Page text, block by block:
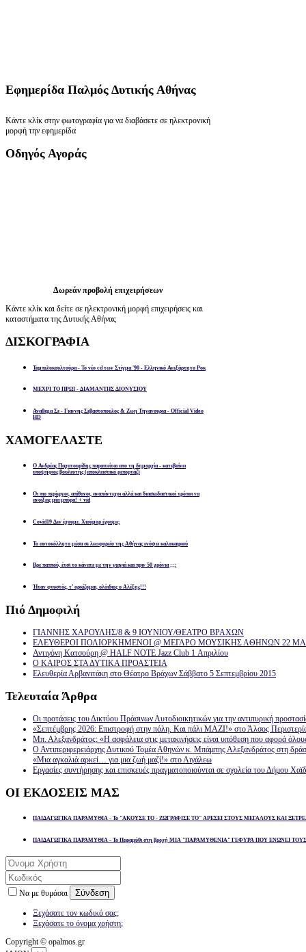
Εφημερίδα Παλμός Δυτικής Αθήνας
Κάντε κλίκ στην φωτογραφία για να διαβάσετε σε ηλεκτρονική
μορφή την εφημερίδα
Οδηγός Αγοράς
Δωρεάν προβολή επιχειρήσεων
Κάντε κλίκ και δείτε σε ηλεκτρονική μορφή επιχειρήσεις και
καταστήματα της Δυτικής Αθήνας
ΔΙΣΚΟΓΡΑΦΙΑ
Ταμπελοκουλτούρα - Το νέο cd των Στίγμα '90 - Ελληνικό Ανεξάρτητο Ροκ
ΜΕΧΡΙ ΤΟ ΠΡΩΙ - ΔΙΑΜΑΝΤΗΣ ΔΙΟΝΥΣΙΟΥ
Αναθεμα Σε - Γιαννης Σεβαστοπουλος & Ζωη Τηγανουρια - Official Video
HD
ΧΑΜΟΓΕΛΑΣΤΕ
Ο Ανδρέας Παχατουρίδης παραιτείται απο τη δημαρχία - κατεβαίνει
υποψήφιος βουλευτής (αποκλειστικό ρεπορτάζ)
Οι πιο περίεργοι, απίθανοι, αναπάντεχοι αλλά και διασκεδαστικοί τρόποι να
ανοίξεις μία μπύρα! + vid
Covid19 Δεν έχουμε. Χιούμορ έχουμε;
Το αυτοκόλλητο μέσα σε λεωφορείο της Αθήνας ενόψει καλοκαιριού
Βρε παππού, έτσι το κάνατε με την γιαγιά και πριν 50 χρόνια ;;;
Ήταν φτυστός, τ’ ορκίζομαι, ολόιδιος ο Αλέξης!!!
Πιό Δημοφιλή
ΓΙΑΝΝΗΣ ΧΑΡΟΥΛΗΣ/8 & 9 ΙΟΥΝΙΟΥ/ΘΕΑΤΡΟ ΒΡΑΧΩΝ
ΕΛΕΥΘΕΡΟΙ ΠΟΛΙΟΡΚΗΜΕΝΟΙ @ ΜΕΓΑΡΟ ΜΟΥΣΙΚΗΣ ΑΘΗΝΩΝ 22
Αντιγόνη Κατσούρη @ HALF NOTE Jazz Club 1 Απριλίου
Ο ΚΑΙΡΟΣ ΣΤΑ ΔΥΤΙΚΑ ΠΡΟΑΣΤΕΙΑ
Ελευθερία Αρβανιτάκη στο Θέατρο Βράχων Σάββατο 5 Σεπτεμβρίου 2015
Τελευταία Άρθρα
Οι προτάσεις του Δικτύου Πράσινων Αυτοδιοικητικών για την αντιπυρική
«Σεπτέμβρης 2026: Επιστροφή στην πόλη. Και πάλι ΜΑΖΙ!» στο Άλσος
Μπ. Αλεξανδράτος: «Η ασφάλεια στις μετακινήσεις είναι υπόθεση που αφορά
Ο Αντιπεριφερειάρχης Δυτικού Τομέα Αθηνών κ. Μπάμπης Αλεξανδράτος στη
«Μια αγκαλιά αρκεί… για μια ζωή μαζί!» στο Αιγάλεω
Εργασίες συντήρησης και επισκευές πραγματοποιούνται σε σχολεία του Δήμου
ΟΙ ΕΚΔΟΣΕΙΣ ΜΑΣ
ΠΑΙΔΑΓΩΓΙΚΑ ΠΑΡΑΜΥΘΙΑ - Το "ΑΚΟΥΣΕ ΤΟ - ΖΩΓΡΑΦΙΣΕ ΤΟ" ΑΡΕΣΕΙ ΣΤΟΥΣ ΜΕΓΑΛΟΥΣ ΚΑΙ
ΠΑΙΔΑΓΩΓΙΚΑ ΠΑΡΑΜΥΘΙΑ - Το Παραμύθι στη βροχή ΜΙΑ "ΠΑΡΑΜΥΘΕΝΙΑ" ΓΕΦΥΡΑ ΠΟΥ ΕΝΩΝΕΙ
Να με θυμάσαι Σύνδεση
Ξεχάσατε τον κωδικό σας;
Ξεχάσατε το όνομα χρήστη;
Copyright © opalmos.gr